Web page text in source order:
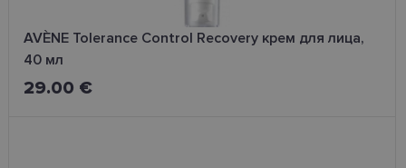
AVÈNE Tolerance Control Recovery крем для лица,
40 мл
29.00 €